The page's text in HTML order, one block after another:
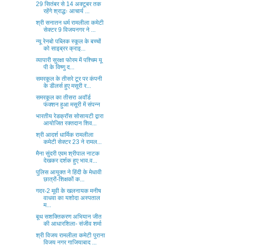
29 सितंबर से 14 अक्टूबर तक
रहेंगे श्राद्धः आचार्य ...
श्री सनातन धर्म रामलीला कमेटी
सेक्टर 9 विजयनगर ने ...
न्यू रेनबो पब्लिक स्कूल के बच्चों
को साइब्रर क्राइ...
व्यापारी सुरक्षा फोरम में पश्चिम यू
पी के विष्णु द...
समरकूल के तीसरे टूर पर कंपनी
के डीलर्स हुए मसूरी र...
समरकूल का तीसरा अवॉर्ड
फंक्शन हुआ मसूरी में संपन्न
भारतीय रेडक्रॉस सोसायटी द्वारा
आयोजित रक्तदान शिव...
श्री आदर्श धार्मिक रामलीला
कमेटी सेक्टर 23 ने रामल...
मैना सुंदरी एवम श्रीपाल नाटक
देखकर दर्शक हुए भाव.व...
पुलिस आयुक्त ने हिंदी के मेधावी
छात्रों-शिक्षकों क...
गदर-2 मूवी के खलनायक मनीष
वाधवा का यशोदा अस्पताल
म...
बूथ सशक्तिकरण अभियान जीत
की आधारशिला- संजीव शर्मा
श्री विजय रामलीला कमेटी पुराना
विजय नगर गाजियाबाद ...